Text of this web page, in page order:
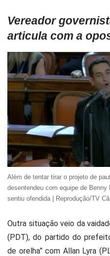
Vereador
articula com a
Além de tentar tirar o projeto de
desentendeu com equipe de
sentiu ofendida | Reprodução/TV
Outra situação veio da
(PDT), do partido do
de orelha” com Allan Lyra